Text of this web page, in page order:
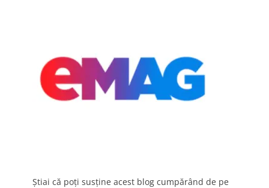
Știai că poți susține acest blog cumpărând de pe